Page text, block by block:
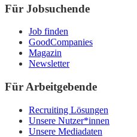
Für Jobsuchende
Job finden
GoodCompanies
Magazin
Newsletter
Für Arbeitgebende
Recruiting Lösungen
Unsere Nutzer*innen
Unsere Mediadaten